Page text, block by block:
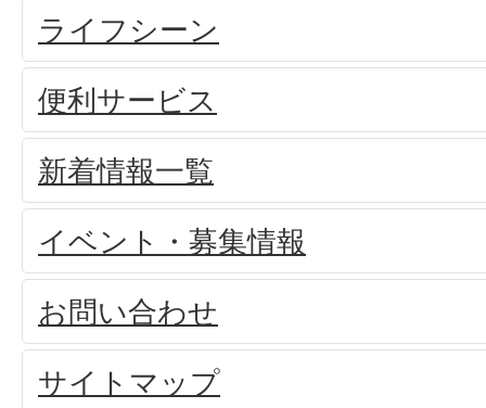
ライフシーン
便利サービス
新着情報一覧
イベント・募集情報
お問い合わせ
サイトマップ